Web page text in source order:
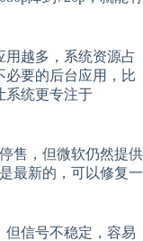
用越多，系统资源占
必要的后台应用，比
系统更专注于
售，但微软仍然提供
最新的，可以修复一
但信号不稳定，容易